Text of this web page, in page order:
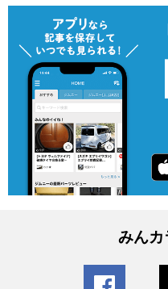
みんカ